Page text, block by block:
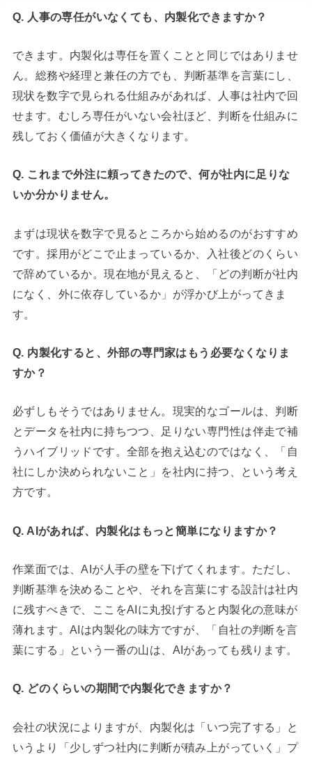
Q. 人事の専任がいなくても、内製化できますか？
できます。内製化は専任を置くことと同じではありませ
ん。総務や経理と兼任の方でも、判断基準を言葉にし、
現状を数字で見られる仕組みがあれば、人事は社内で回
せます。むしろ専任がいない会社ほど、判断を仕組みに
残しておく価値が大きくなります。
Q. これまで外注に頼ってきたので、何が社内に足りな
いか分かりません。
まずは現状を数字で見るところから始めるのがおすすめ
です。採用がどこで止まっているか、入社後どのくらい
で辞めているか。現在地が見えると、「どの判断が社内
になく、外に依存しているか」が浮かび上がってきま
す。
Q. 内製化すると、外部の専門家はもう必要なくなりま
すか？
必ずしもそうではありません。現実的なゴールは、判断
とデータを社内に持ちつつ、足りない専門性は伴走で補
うハイブリッドです。全部を抱え込むのではなく、「自
社にしか決められないこと」を社内に持つ、という考え
方です。
Q. AIがあれば、内製化はもっと簡単になりますか？
作業面では、AIが人手の壁を下げてくれます。ただし、
判断基準を決めることや、それを言葉にする設計は社内
に残すべきで、ここをAIに丸投げすると内製化の意味が
薄れます。AIは内製化の味方ですが、「自社の判断を言
葉にする」という一番の山は、AIがあっても残ります。
Q. どのくらいの期間で内製化できますか？
会社の状況によりますが、内製化は「いつ完了する」と
いうより「少しずつ社内に判断が積み上がっていく」プ